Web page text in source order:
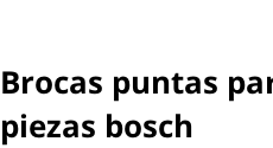
Brocas puntas
piezas bosch